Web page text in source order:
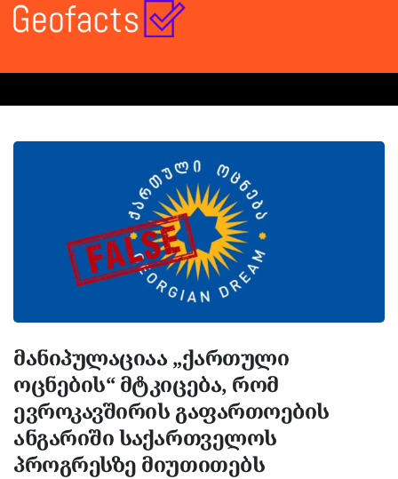
მანიპულაციაა „ქართული
ოცნების“ მტკიცება, რომ
ევროკავშირის გაფართოების
ანგარიში საქართველოს
პროგრესზე მიუთითებს